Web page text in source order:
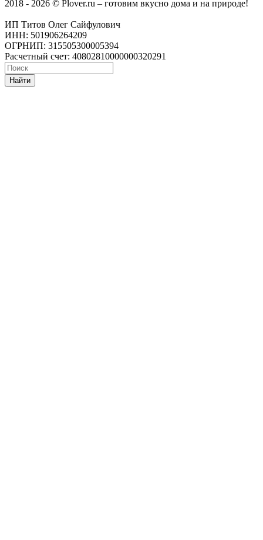
2018 - 2026 © Plover.ru – готовим вкусно дома и на природе!
ИП Титов Олег Сайфулович
ИНН: 501906264209
ОГРНИП: 315505300005394
Расчетный счет: 40802810000000320291
Найти